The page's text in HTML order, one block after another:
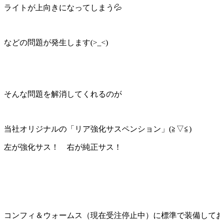
ライトが上向きになってしまう💦
などの問題が発生します(>_<)
そんな問題を解消してくれるのが
当社オリジナルの「リア強化サスペンション」(≧▽≦)
左が強化サス！ 右が純正サス！
コンフィ＆ウォームス（現在受注停止中）に標準で装備して